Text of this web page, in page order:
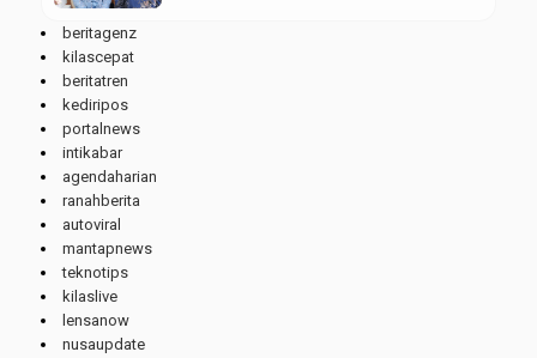
beritagenz
kilascepat
beritatren
kediripos
portalnews
intikabar
agendaharian
ranahberita
autoviral
mantapnews
teknotips
kilaslive
lensanow
nusaupdate